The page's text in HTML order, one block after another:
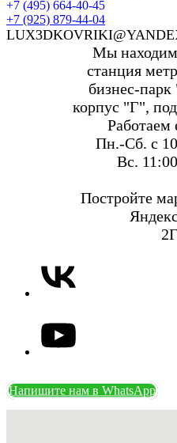
+7 (495) 664-40-45
+7 (925) 879-44-04
Мы
станция
бизнес-
корпус "Г",
Работаем
Пн.-Сб. с
Вс.
Постройте
Напишите нам в WhatsApp